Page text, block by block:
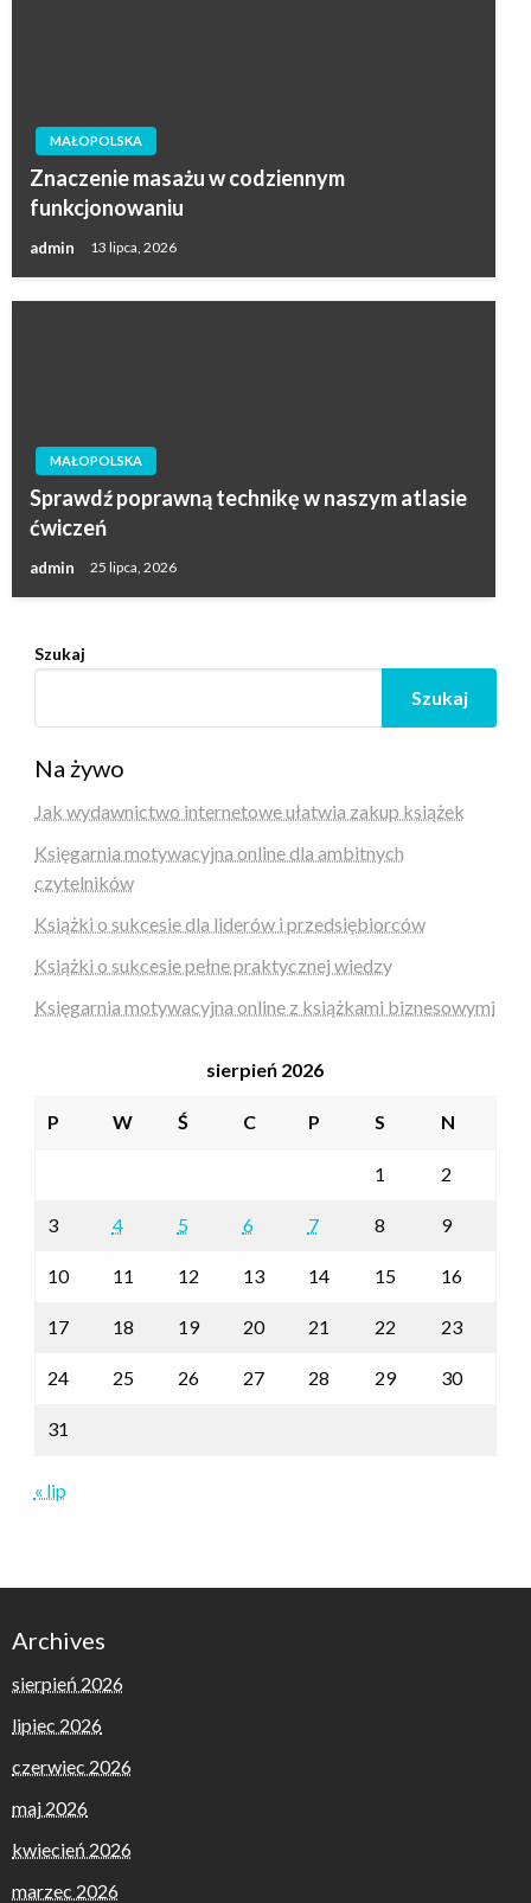
MAŁOPOLSKA
Znaczenie masażu w codziennym
funkcjonowaniu
admin 13 lipca, 2026
MAŁOPOLSKA
Sprawdź poprawną technikę w naszym atlasie
ćwiczeń
admin 25 lipca, 2026
Szukaj
Szukaj
Na żywo
Jak wydawnictwo internetowe ułatwia zakup książek
Księgarnia motywacyjna online dla ambitnych
czytelników
Książki o sukcesie dla liderów i przedsiębiorców
Książki o sukcesie pełne praktycznej wiedzy
Księgarnia motywacyjna online z książkami biznesowymi
sierpień 2026
P W Ś C P S N
1 2
3 4 5 6 7 8 9
10 11 12 13 14 15 16
17 18 19 20 21 22 23
24 25 26 27 28 29 30
31
« lip
Archives
sierpień 2026
lipiec 2026
czerwiec 2026
maj 2026
kwiecień 2026
marzec 2026